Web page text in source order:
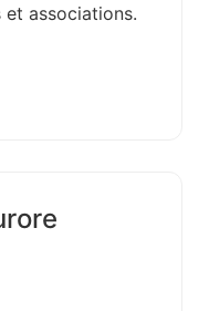
et associations.